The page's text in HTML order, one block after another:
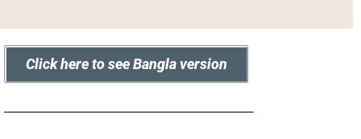
Click here to see Bangla version